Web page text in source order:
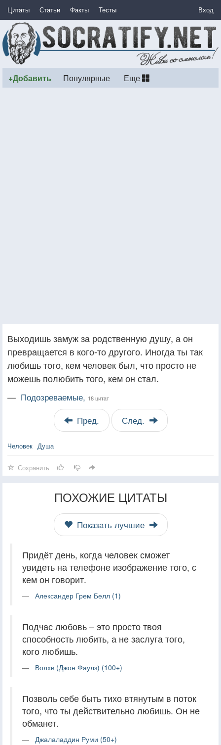
Цитаты Статьи Факты Тесты Вход
+Добавить Популярные Еще
Выходишь замуж за родственную душу, а он
превращается в кого-то другого. Иногда ты так
любишь того, кем человек был, что просто не
можешь полюбить того, кем он стал.
— Подозреваемые, 18 цитат
Пред. След.
Человек Душа
Сохранить
ПОХОЖИЕ ЦИТАТЫ
Показать лучшие
Придёт день, когда человек сможет
увидеть на телефоне изображение того, с
кем он говорит.
Александер Грем Белл (1)
Подчас любовь – это просто твоя
способность любить, а не заслуга того,
кого любишь.
Волхв (Джон Фаулз) (100+)
Позволь себе быть тихо втянутым в поток
того, что ты действительно любишь. Он не
обманет.
Джалаладдин Руми (50+)